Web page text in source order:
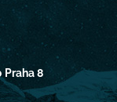
Praha 8